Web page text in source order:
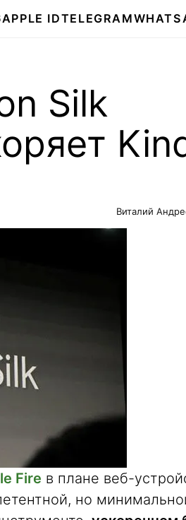
APPLE IDTELEGRAM
Silk
Виталий
Fire в плане веб-
но